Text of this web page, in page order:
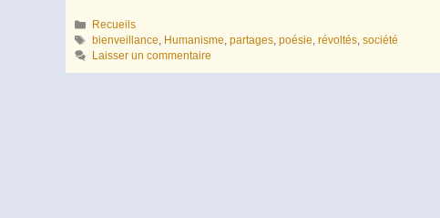
Catégories
Recueils
Étiquettes
bienveillance, Humanisme,partages,poésie,révoltés,société
Laisser un commentaire